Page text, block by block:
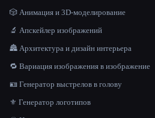
🎲 Анимация и 3D-моделирование
🔬 Апскейлер изображений
🏯 Архитектура и дизайн интерьера
🔁 Вариация изображения в изображение
🪪 Генератор выстрелов в голову
⚜️ Генератор логотипов